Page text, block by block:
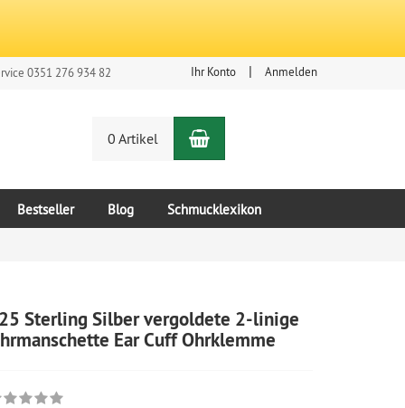
0351 276 934 82 Ihr Konto Anmelden
0 Artikel Warenkorb
Bestseller Blog Schmucklexikon
Sterling Silber vergoldete 2-linige
Ear Cuff Ohrklemme